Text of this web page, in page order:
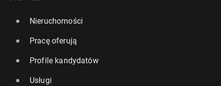
Nieruchomości
Pracę oferują
Profile kandydatów
Usługi